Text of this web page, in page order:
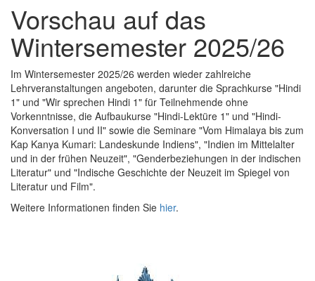
Vorschau auf das
Wintersemester 2025/26
Im Wintersemester 2025/26 werden wieder zahlreiche
Lehrveranstaltungen angeboten, darunter die Sprachkurse "Hindi
1" und "Wir sprechen Hindi 1" für Teilnehmende ohne
Vorkenntnisse, die Aufbaukurse "Hindi-Lektüre 1" und "Hindi-
Konversation I und II" sowie die Seminare "Vom Himalaya bis zum
Kap Kanya Kumari: Landeskunde Indiens", "Indien im Mittelalter
und in der frühen Neuzeit", "Genderbeziehungen in der indischen
Literatur" und "Indische Geschichte der Neuzeit im Spiegel von
Literatur und Film".
Weitere Informationen finden Sie hier.